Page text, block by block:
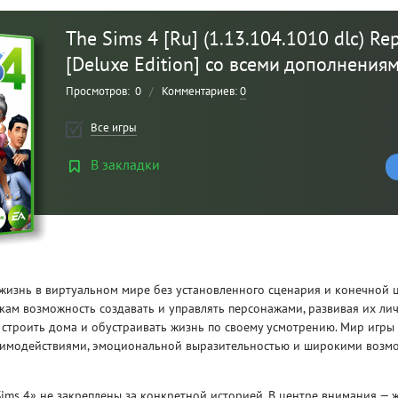
The Sims 4 [Ru] (1.13.104.1010 dlc)
[Deluxe Edition] со всеми
Просмотров: 0 / Комментариев:0
Все игры
В закладки
в виртуальном мире без установленного сценария и конечной
возможность создавать и управлять персонажами, развивая их
дома и обустраивать жизнь по своему усмотрению. Мир
эмоциональной выразительностью и широкими
CLAIR OBSCUR: EXPEDITION 33 НА
РУССКОМ НА ПК